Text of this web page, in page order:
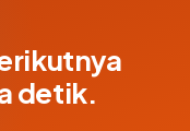
detik.